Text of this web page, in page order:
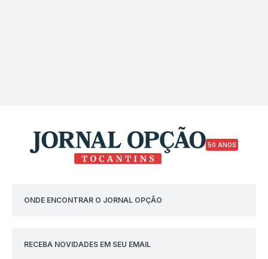
50 ANOS
ONDE ENCONTRAR O JORNAL OPÇÃO
RECEBA NOVIDADES EM SEU EMAIL